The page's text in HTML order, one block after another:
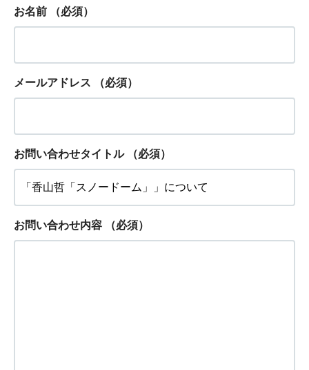
お名前 （必須）
メールアドレス （必須）
お問い合わせタイトル （必須）
お問い合わせ内容 （必須）